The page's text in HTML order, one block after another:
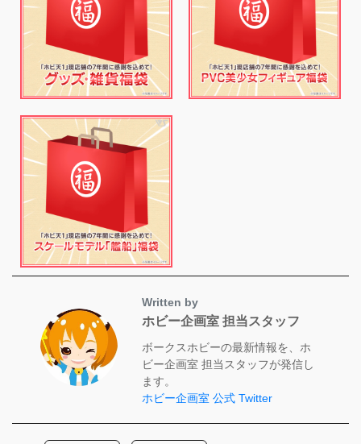
Written by
ホビー企画室 担当スタッフ
ボークスホビーの最新情報を、ホ
ビー企画室 担当スタッフが発信し
ます。
ホビー企画室 公式 Twitter